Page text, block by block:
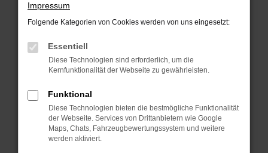
Fehler: Network Error
Beim Laden ist ein Fehler aufgetreten.
Hier sind ein paar Tipps, die dir helfen können:
Internetverbindung.
Laden andere Webseiten, zum Beispiel deine
Suchmaschine?
Prüfe deine Browsererweiterungen.
Impressum
Folgende Kategorien von Cookies werden von uns eingesetzt:
Essentiell
Diese Technologien sind erforderlich, um die
Kernfunktionalität der Webseite zu gewährleisten.
Funktional
Diese Technologien bieten die bestmögliche Funktionalität
der Webseite. Services von Drittanbietern wie Google
Maps, Chats, Fahrzeugbewertungssystem und weitere
werden aktiviert.